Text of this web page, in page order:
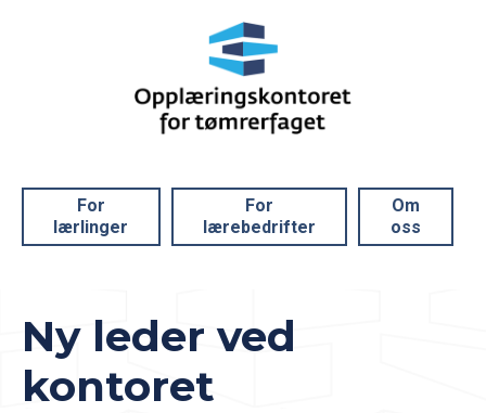
For
lærlinger
For
lærebedrifter
Om
oss
Ny leder ved
kontoret